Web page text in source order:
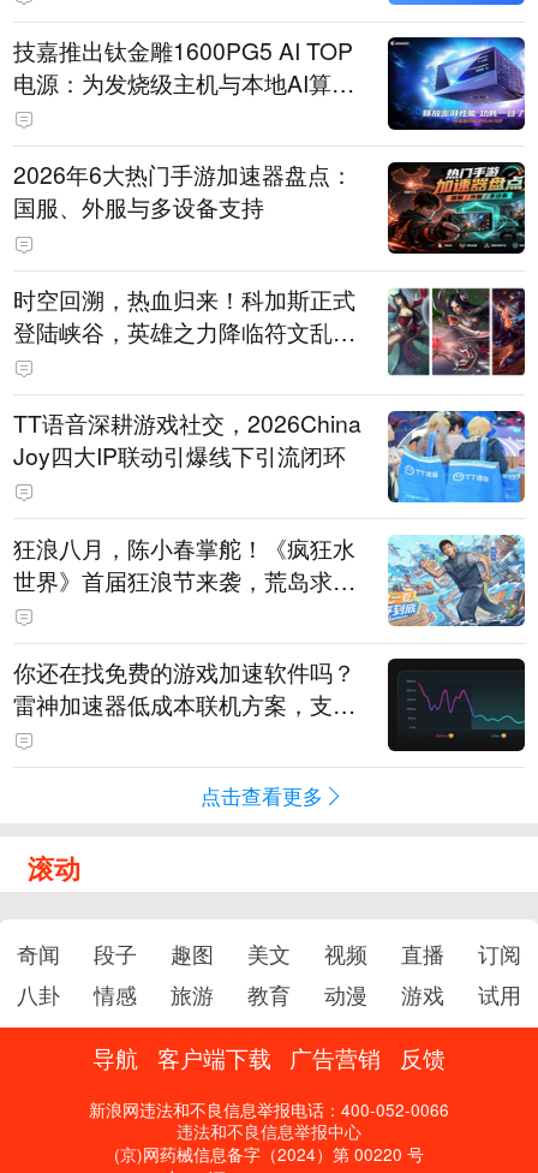
技嘉推出钛金雕1600PG5 AI TOP
电源：为发烧级主机与本地AI算力
打造旗舰供电方案
2026年6大热门手游加速器盘点：
国服、外服与多设备支持
时空回溯，热血归来！科加斯正式
登陆峡谷，英雄之力降临符文乱
斗！
TT语音深耕游戏社交，2026China
Joy四大IP联动引爆线下引流闭环
狂浪八月，陈小春掌舵！《疯狂水
世界》首届狂浪节来袭，荒岛求生
直播即将开启
你还在找免费的游戏加速软件吗？
雷神加速器低成本联机方案，支持
免费试用
点击查看更多
滚动
奇闻 段子 趣图 美文 视频 直播
订阅
八卦
情感 旅游 教育 动漫 游戏 试用
导航 客户端下载 广告营销 反馈
新浪网违法和不良信息举报电话：400-052-0066
违法和不良信息举报中心
(京)网药械信息备字（2024）第 00220 号